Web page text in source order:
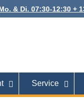
& Di. 07:30-12:30 +
Service